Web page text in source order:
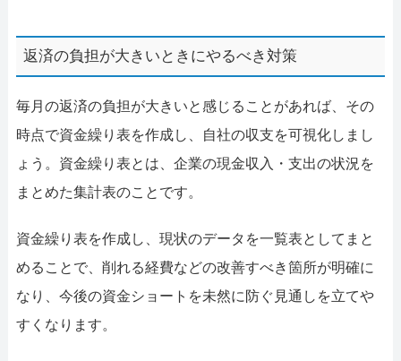
返済の負担が大きいときにやるべき対策
毎月の返済の負担が大きいと感じることがあれば、その
時点で資金繰り表を作成し、自社の収支を可視化しまし
ょう。資金繰り表とは、企業の現金収入・支出の状況を
まとめた集計表のことです。
資金繰り表を作成し、現状のデータを一覧表としてまと
めることで、削れる経費などの改善すべき箇所が明確に
なり、今後の資金ショートを未然に防ぐ見通しを立てや
すくなります。